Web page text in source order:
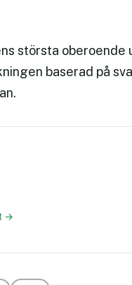
största oberoende
baserad på
→